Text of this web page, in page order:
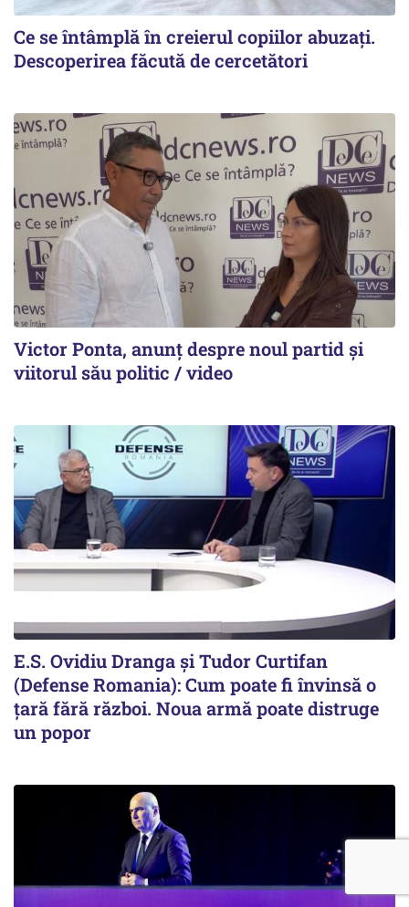
Ce se întâmplă în creierul copiilor abuzați.
Descoperirea făcută de cercetători
Victor Ponta, anunț despre noul partid și
viitorul său politic / video
E.S. Ovidiu Dranga și Tudor Curtifan
(Defense Romania): Cum poate fi învinsă o
țară fără război. Noua armă poate distruge
un popor